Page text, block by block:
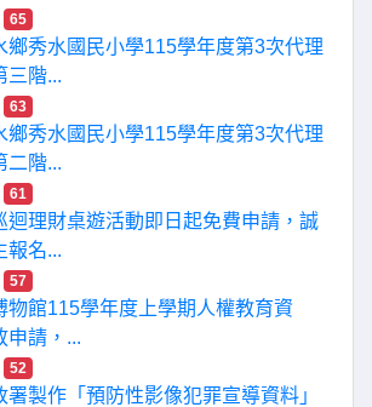
65
鄉秀水國民小學115學年度第3次代理
三階...
63
鄉秀水國民小學115學年度第3次代理
二階...
61
迴理財桌遊活動即日起免費申請，誠
報名...
57
物館115學年度上學期人權教育資
申請，...
52
署製作「預防性影像犯罪宣導資料」